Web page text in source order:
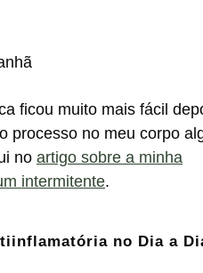
ficou muito mais fácil
processo no meu corpo
no artigo sobre a minha
intermitente.
no Dia a